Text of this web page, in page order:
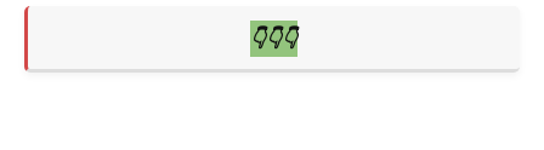
👇👇👇